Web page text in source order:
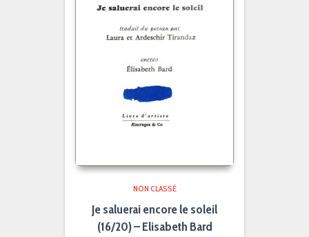
NON CLASSÉ
Je saluerai encore le soleil
(16/20) – Elisabeth Bard